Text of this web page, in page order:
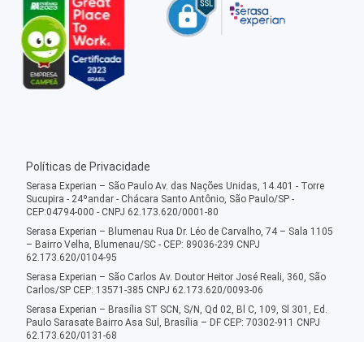
Políticas de Privacidade
Serasa Experian – São Paulo Av. das Nações Unidas, 14.401 - Torre
Sucupira - 24ºandar - Chácara Santo Antônio, São Paulo/SP -
CEP:04794-000 - CNPJ 62.173.620/0001-80
Serasa Experian – Blumenau Rua Dr. Léo de Carvalho, 74 – Sala 1105
– Bairro Velha, Blumenau/SC - CEP: 89036-239 CNPJ
62.173.620/0104-95
Serasa Experian – São Carlos Av. Doutor Heitor José Reali, 360, São
Carlos/SP CEP: 13571-385 CNPJ 62.173.620/0093-06
Serasa Experian – Brasília ST SCN, S/N, Qd 02, Bl C, 109, Sl 301, Ed.
Paulo Sarasate Bairro Asa Sul, Brasília – DF CEP: 70302-911 CNPJ
62.173.620/0131-68